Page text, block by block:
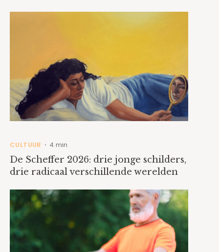
CULTUUR • 4 min
De Scheffer 2026: drie jonge schilders,
drie radicaal verschillende werelden